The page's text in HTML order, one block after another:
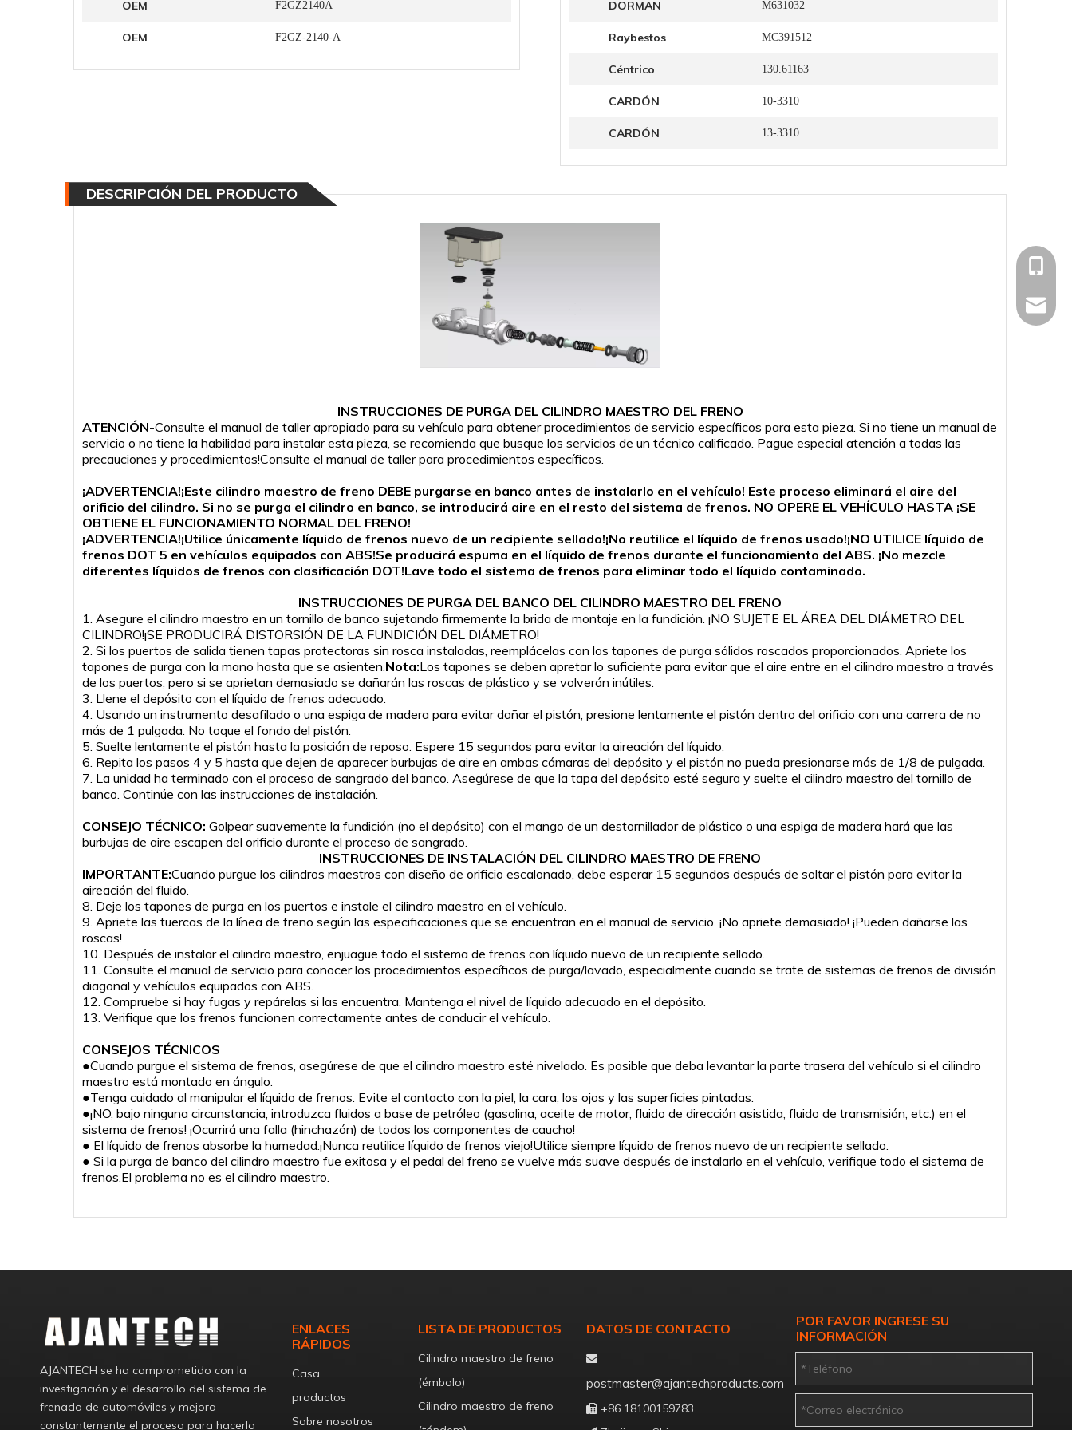
OEM F2GZ2140A
OEM F2GZ-2140-A
DORMAN M631032
Raybestos MC391512
Céntrico 130.61163
CARDÓN 10-3310
CARDÓN 13-3310
DESCRIPCIÓN DEL PRODUCTO
INSTRUCCIONES DE PURGA DEL CILINDRO MAESTRO DEL FRENO
ATENCIÓN-Consulte el manual de taller apropiado para su vehículo para obtener procedimientos de servicio específicos para esta pieza. Si no tiene un manual de
servicio o no tiene la habilidad para instalar esta pieza, se recomienda que busque los servicios de un técnico calificado. Pague especial atención a todas las
precauciones y procedimientos!Consulte el manual de taller para procedimientos específicos.
¡ADVERTENCIA!¡Este cilindro maestro de freno DEBE purgarse en banco antes de instalarlo en el vehículo! Este proceso eliminará el aire del
orificio del cilindro. Si no se purga el cilindro en banco, se introducirá aire en el resto del sistema de frenos. NO OPERE EL VEHÍCULO HASTA ¡SE
OBTIENE EL FUNCIONAMIENTO NORMAL DEL FRENO!
¡ADVERTENCIA!¡Utilice únicamente líquido de frenos nuevo de un recipiente sellado!¡No reutilice el líquido de frenos usado!¡NO UTILICE líquido de
frenos DOT 5 en vehículos equipados con ABS!Se producirá espuma en el líquido de frenos durante el funcionamiento del ABS. ¡No mezcle
diferentes líquidos de frenos con clasificación DOT!Lave todo el sistema de frenos para eliminar todo el líquido contaminado.
INSTRUCCIONES DE PURGA DEL BANCO DEL CILINDRO MAESTRO DEL FRENO
1. Asegure el cilindro maestro en un tornillo de banco sujetando firmemente la brida de montaje en la fundición. ¡NO SUJETE EL ÁREA DEL DIÁMETRO DEL
CILINDRO!¡SE PRODUCIRÁ DISTORSIÓN DE LA FUNDICIÓN DEL DIÁMETRO!
2. Si los puertos de salida tienen tapas protectoras sin rosca instaladas, reemplácelas con los tapones de purga sólidos roscados proporcionados. Apriete los
tapones de purga con la mano hasta que se asienten.Nota:Los tapones se deben apretar lo suficiente para evitar que el aire entre en el cilindro maestro a través
de los puertos, pero si se aprietan demasiado se dañarán las roscas de plástico y se volverán inútiles.
3. Llene el depósito con el líquido de frenos adecuado.
4. Usando un instrumento desafilado o una espiga de madera para evitar dañar el pistón, presione lentamente el pistón dentro del orificio con una carrera de no
más de 1 pulgada. No toque el fondo del pistón.
5. Suelte lentamente el pistón hasta la posición de reposo. Espere 15 segundos para evitar la aireación del líquido.
6. Repita los pasos 4 y 5 hasta que dejen de aparecer burbujas de aire en ambas cámaras del depósito y el pistón no pueda presionarse más de 1/8 de pulgada.
7. La unidad ha terminado con el proceso de sangrado del banco. Asegúrese de que la tapa del depósito esté segura y suelte el cilindro maestro del tornillo de
banco. Continúe con las instrucciones de instalación.
CONSEJO TÉCNICO: Golpear suavemente la fundición (no el depósito) con el mango de un destornillador de plástico o una espiga de madera hará que las
burbujas de aire escapen del orificio durante el proceso de sangrado.
INSTRUCCIONES DE INSTALACIÓN DEL CILINDRO MAESTRO DE FRENO
IMPORTANTE:Cuando purgue los cilindros maestros con diseño de orificio escalonado, debe esperar 15 segundos después de soltar el pistón para evitar la
aireación del fluido.
8. Deje los tapones de purga en los puertos e instale el cilindro maestro en el vehículo.
9. Apriete las tuercas de la línea de freno según las especificaciones que se encuentran en el manual de servicio. ¡No apriete demasiado! ¡Pueden dañarse las
roscas!
10. Después de instalar el cilindro maestro, enjuague todo el sistema de frenos con líquido nuevo de un recipiente sellado.
11. Consulte el manual de servicio para conocer los procedimientos específicos de purga/lavado, especialmente cuando se trate de sistemas de frenos de división
diagonal y vehículos equipados con ABS.
12. Compruebe si hay fugas y repárelas si las encuentra. Mantenga el nivel de líquido adecuado en el depósito.
13. Verifique que los frenos funcionen correctamente antes de conducir el vehículo.
CONSEJOS TÉCNICOS
●Cuando purgue el sistema de frenos, asegúrese de que el cilindro maestro esté nivelado. Es posible que deba levantar la parte trasera del vehículo si el cilindro
maestro está montado en ángulo.
●Tenga cuidado al manipular el líquido de frenos. Evite el contacto con la piel, la cara, los ojos y las superficies pintadas.
●¡NO, bajo ninguna circunstancia, introduzca fluidos a base de petróleo (gasolina, aceite de motor, fluido de dirección asistida, fluido de transmisión, etc.) en el
sistema de frenos! ¡Ocurrirá una falla (hinchazón) de todos los componentes de caucho!
● El líquido de frenos absorbe la humedad.¡Nunca reutilice líquido de frenos viejo!Utilice siempre líquido de frenos nuevo de un recipiente sellado.
● Si la purga de banco del cilindro maestro fue exitosa y el pedal del freno se vuelve más suave después de instalarlo en el vehículo, verifique todo el sistema de
frenos.El problema no es el cilindro maestro.
AJANTECH se ha comprometido con la
investigación y el desarrollo del sistema de
frenado de automóviles y mejora
constantemente el proceso para hacerlo
ENLACES
RÁPIDOS
Casa
productos
Sobre nosotros
LISTA DE PRODUCTOS
Cilindro maestro de freno
(émbolo)
Cilindro maestro de freno
DATOS DE CONTACTO

postmaster@ajantechproducts.com
+86 18100159783
POR FAVOR INGRESE SU
INFORMACIÓN
+86